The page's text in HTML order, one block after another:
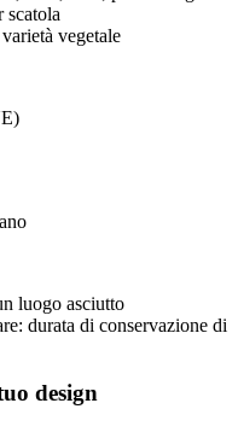
scatola
vegetale
luogo asciutto
durata di conservazione di
design